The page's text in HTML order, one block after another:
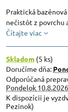
Praktická
nečistôt z povrchu
Čítajte viac
Skladom (5 ks)
Doručíme dňa:
Pondelok 10.8.2026
Pezinok)